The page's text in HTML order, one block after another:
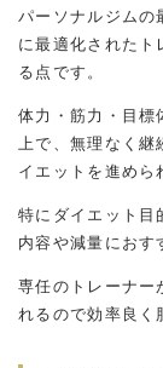
パーソナルジムの
に最適化されたト
る点です。
体力・筋力・目標
上で、無理なく
イエットを進めら
特にダイエット目
内容や減量におす
専任のトレーナー
れるので効率良く